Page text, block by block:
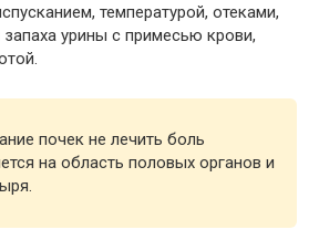
температурой, отеками,
урины с примесью крови,
почек не лечить боль
на область половых органов и